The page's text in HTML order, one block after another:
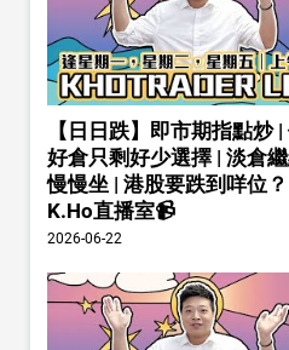
【日日跌】即市期指點炒 |
好倉只剩好少選擇 | 淡倉
慢慢坐 | 港股要跌到咩位
K.Ho直播室📹
2026-06-22